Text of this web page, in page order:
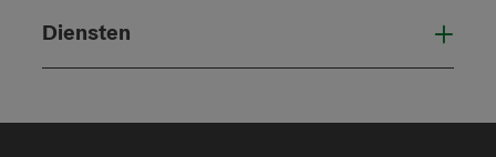
Diensten